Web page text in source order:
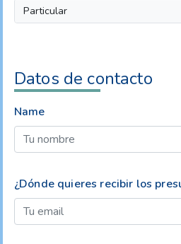
Particular
Datos de contacto
Name
¿Dónde quieres recibir los